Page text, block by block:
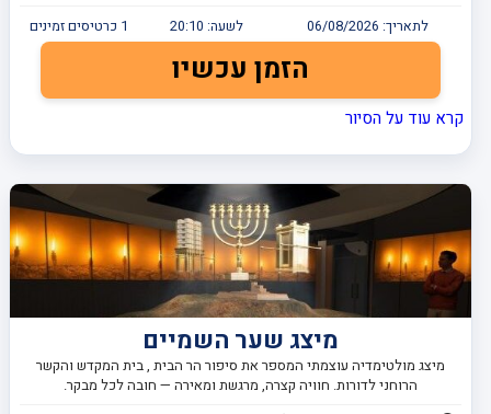
לתאריך: 06/08/2026 לשעה: 20:10
1 כרטיסים זמינים
הזמן עכשיו
קרא עוד על הסיור
מיצג שער השמיים
מיצג מולטימדיה עוצמתי המספר את סיפור הר הבית , בית המקדש והקשר
הרוחני לדורות. חוויה קצרה, מרגשת ומאירה — חובה לכל מבקר.